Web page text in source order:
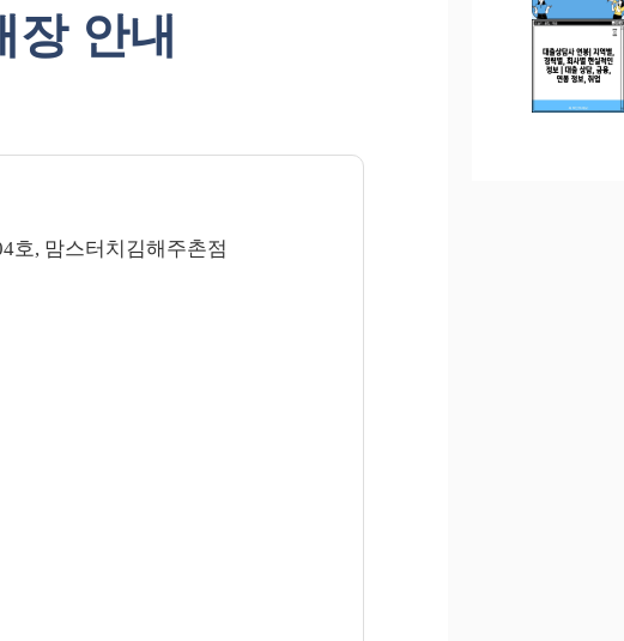
장 안내
호, 맘스터치김해주촌점